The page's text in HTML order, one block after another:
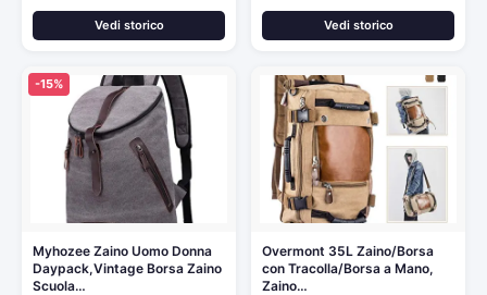
Vedi storico Vedi storico
-15%
Myhozee Zaino Uomo Donna
Daypack,Vintage Borsa Zaino
Scuola…
Overmont 35L Zaino/Borsa
con Tracolla/Borsa a Mano,
Zaino…